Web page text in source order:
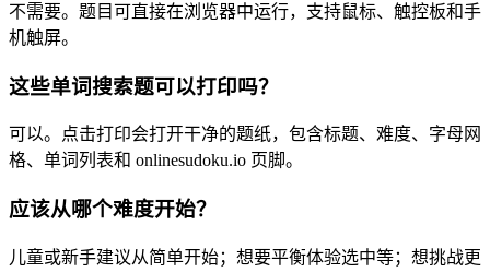
不需要。题目可直接在浏览器中运行，支持鼠标、触控板和手
机触屏。
这些单词搜索题可以打印吗？
可以。点击打印会打开干净的题纸，包含标题、难度、字母网
格、单词列表和 onlinesudoku.io 页脚。
应该从哪个难度开始？
儿童或新手建议从简单开始；想要平衡体验选中等；想挑战更